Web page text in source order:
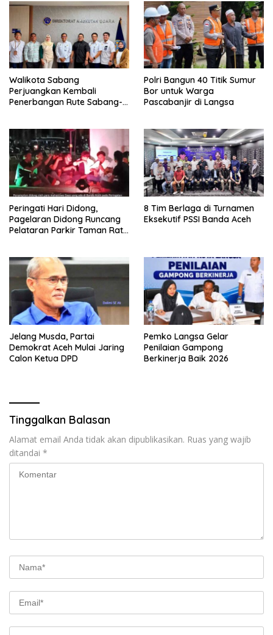
Walikota Sabang
Perjuangkan Kembali
Penerbangan Rute Sabang-
Polri Bangun 40 Titik Sumur
Bor untuk Warga
Pascabanjir di Langsa
Peringati Hari Didong,
Pagelaran Didong Runcang
Pelataran Parkir Taman Ratu
8 Tim Berlaga di Turnamen
Eksekutif PSSI Banda Aceh
Jelang Musda, Partai
Demokrat Aceh Mulai Jaring
Calon Ketua DPD
Pemko Langsa Gelar
Penilaian Gampong
Berkinerja Baik 2026
Tinggalkan Balasan
Alamat email Anda tidak akan dipublikasikan. Ruas yang wajib
ditandai *